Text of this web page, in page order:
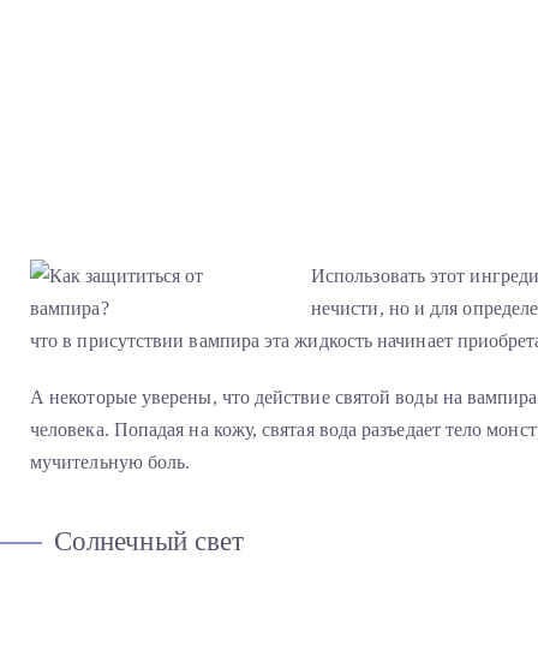
Использовать этот
нечисти, но и для
что в присутствии вампира эта жидкость начинает
А некоторые уверены, что действие святой воды на
человека. Попадая на кожу, святая вода разъедает тело
мучительную боль.
Солнечный свет